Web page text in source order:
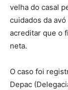
velha do casal
cuidados da
acreditar que o
neta.
O caso foi
Depac